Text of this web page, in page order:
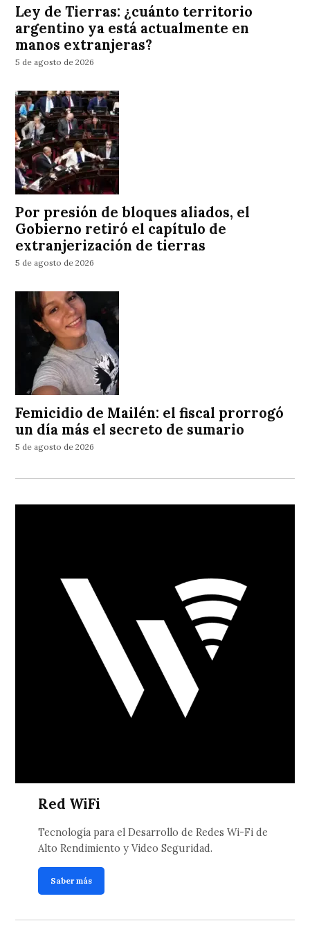
Ley de Tierras: ¿cuánto territorio
argentino ya está actualmente en
manos extranjeras?
5 de agosto de 2026
Por presión de bloques aliados, el
Gobierno retiró el capítulo de
extranjerización de tierras
5 de agosto de 2026
Femicidio de Mailén: el fiscal prorrogó
un día más el secreto de sumario
5 de agosto de 2026
Red WiFi
Tecnología para el Desarrollo de Redes Wi-Fi de
Alto Rendimiento y Video Seguridad.
Saber más